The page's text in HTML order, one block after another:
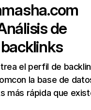
de
backlinks
el perfil de
la base de
más rápida que